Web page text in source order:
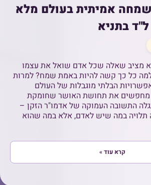
אמיתית בעולם מלא
בתניא
מציב שאלה שכל אדם שואל את עצמו
כל כך קשה להיות באמת שמח? למרות
הבלתי מוגבלות של העולם
מחפשים את תחושת האושר שחומקת
התשובה העמוקה של אדמו"ר הזקן –
תלויה במה שיש לאדם, אלא במה שהוא
קרא עוד »